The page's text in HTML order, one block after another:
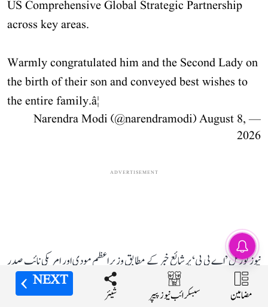
مضامین سبسکرائب نیوز پیپر شیئر
NEXT
مضامین سبسکرائب نیوز پیپر شیئر
NEXT
مضامین سبسکرائب نیوز پیپر شیئر
NEXT
US Comprehensive Global Strategic Partnership
across key areas.
Warmly congratulated him and the Second Lady on
the birth of their son and conveyed best wishes to
the entire family.â¦
— Narendra Modi (@narendramodi)
August 8,
2026
ADVERTISEMENT
نیوز پورٹل ’اے بی پی‘ پر شائع خبر کے مطابق وزیر اعظم مودی اور امریکی نائب صدر
وینس کے درمیان بات چیت کے دوران، دونوں رہنماؤں نے ہندوستان-امریکہ جامع
مضامین سبسکرائب نیوز پیپر شیئر
NEXT